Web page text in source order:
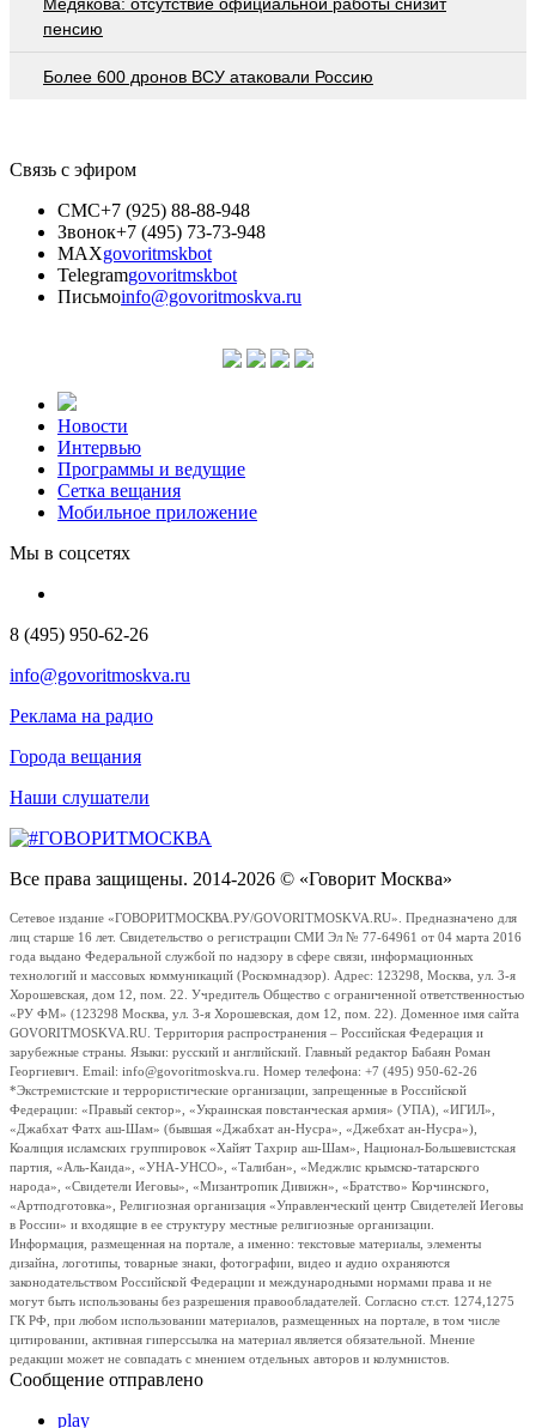
пенсию
Более 600 дронов ВСУ атаковали Россию
Связь с эфиром
СМС+7 (925) 88-88-948
Звонок+7 (495) 73-73-948
MAXgovoritmskbot
Telegramgovoritmskbot
Письмоinfo@govoritmoskva.ru
Новости
Интервью
Программы и ведущие
Сетка вещания
Мобильное приложение
Мы в соцсетях
8 (495) 950-62-26
info@govoritmoskva.ru
Реклама на радио
Города вещания
Наши слушатели
Все права защищены. 2014-2026 © «Говорит Москва»
Сетевое издание «ГОВОРИТМОСКВА.РУ/GOVORITMOSKVA.RU». Предназначено для
лиц старше 16 лет. Свидетельство о регистрации СМИ Эл № 77-64961 от 04 марта 2016
года выдано Федеральной службой по надзору в сфере связи, информационных
технологий и массовых коммуникаций (Роскомнадзор). Адрес: 123298, Москва, ул. 3-я
Хорошевская, дом 12, пом. 22. Учредитель Общество с ограниченной ответственностью
«РУ ФМ» (123298 Москва, ул. 3-я Хорошевская, дом 12, пом. 22). Доменное имя сайта
GOVORITMOSKVA.RU. Территория распространения – Российская Федерация и
зарубежные страны. Языки: русский и английский. Главный редактор Бабаян Роман
Георгиевич. Email: info@govoritmoskva.ru. Номер телефона: +7 (495) 950-62-26
*Экстремистские и террористические организации, запрещенные в Российской
Федерации: «Правый сектор», «Украинская повстанческая армия» (УПА), «ИГИЛ»,
«Джабхат Фатх аш-Шам» (бывшая «Джабхат ан-Нусра», «Джебхат ан-Нусра»),
Коалиция исламских группировок «Хайят Тахрир аш-Шам», Национал-Большевистская
партия, «Аль-Каида», «УНА-УНСО», «Талибан», «Меджлис крымско-татарского
народа», «Свидетели Иеговы», «Мизантропик Дивижн», «Братство» Корчинского,
«Артподготовка», Религиозная организация «Управленческий центр Свидетелей Иеговы
в России» и входящие в ее структуру местные религиозные организации.
Информация, размещенная на портале, а именно: текстовые материалы, элементы
дизайна, логотипы, товарные знаки, фотографии, видео и аудио охраняются
законодательством Российской Федерации и международными нормами права и не
могут быть использованы без разрешения правообладателей. Согласно ст.ст. 1274,1275
ГК РФ, при любом использовании материалов, размещенных на портале, в том числе
цитировании, активная гиперссылка на материал является обязательной. Мнение
редакции может не совпадать с мнением отдельных авторов и колумнистов.
Сообщение отправлено
play